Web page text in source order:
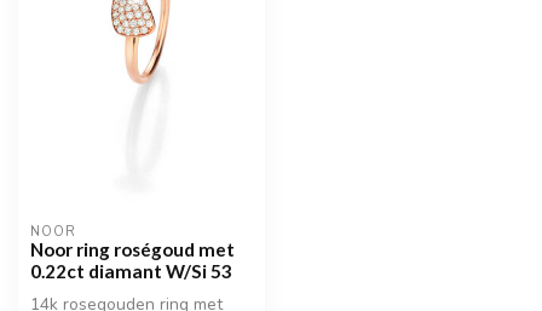
NOOR
Noor ring roségoud met
0.22ct diamant W/Si 53
14k rosegouden ring met